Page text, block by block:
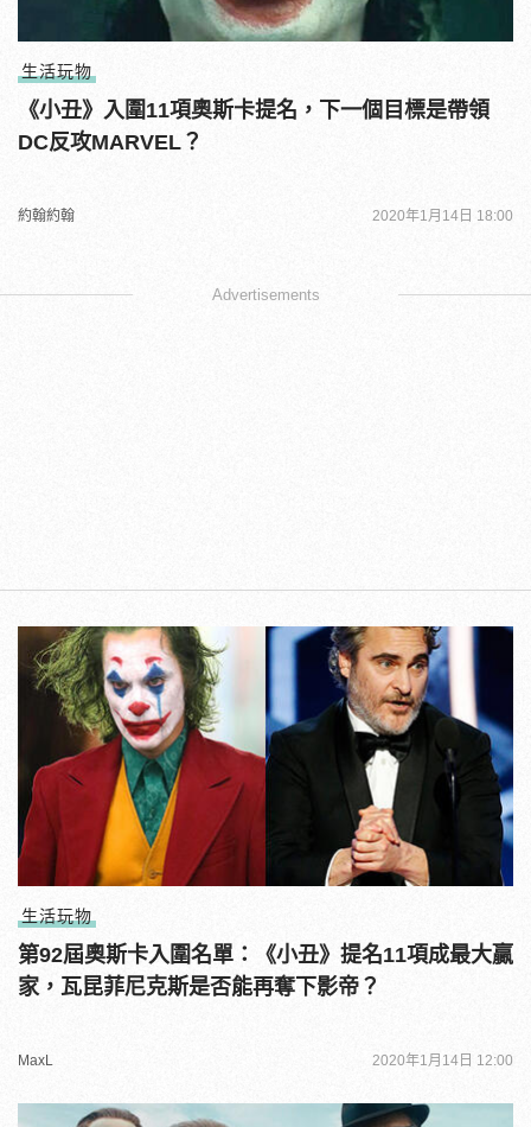
生活玩物
《小丑》入圍11項奧斯卡提名，下一個目標是帶領
DC反攻MARVEL？
約翰約翰 2020年1月14日 18:00
Advertisements
生活玩物
第92屆奧斯卡入圍名單：《小丑》提名11項成最大贏
家，瓦昆菲尼克斯是否能再奪下影帝？
MaxL 2020年1月14日 12:00